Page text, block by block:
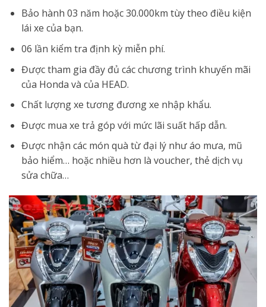
Bảo hành 03 năm hoặc 30.000km tùy theo điều kiện
lái xe của bạn.
06 lần kiểm tra định kỳ miễn phí.
Được tham gia đầy đủ các chương trình khuyến mãi
của Honda và của HEAD.
Chất lượng xe tương đương xe nhập khẩu.
Được mua xe trả góp với mức lãi suất hấp dẫn.
Được nhận các món quà từ đại lý như áo mưa, mũ
bảo hiểm… hoặc nhiều hơn là voucher, thẻ dịch vụ
sửa chữa…